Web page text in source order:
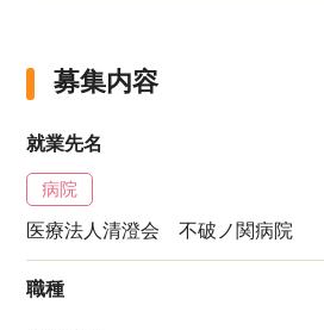
募集内容
就業先名
病院
医療法人清澄会 不破ノ関病院
職種